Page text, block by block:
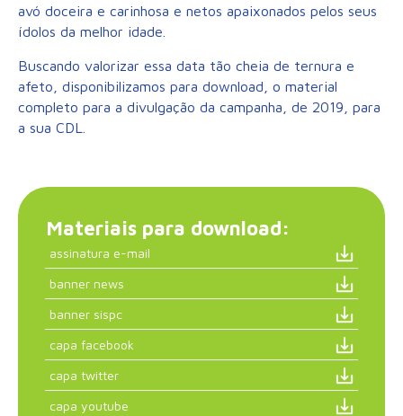
avó doceira e carinhosa e netos apaixonados pelos seus
ídolos da melhor idade.
Buscando valorizar essa data tão cheia de ternura e
afeto, disponibilizamos para download, o material
completo para a divulgação da campanha, de 2019, para
a sua CDL.
Materiais para download:
assinatura e-mail
banner news
banner sispc
capa facebook
capa twitter
capa youtube